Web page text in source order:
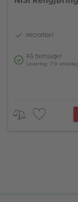
Microfiber
På fjernlager
Levering: 7-9